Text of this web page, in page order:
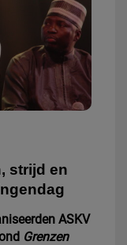
strijd en
ASKV
Grenzen